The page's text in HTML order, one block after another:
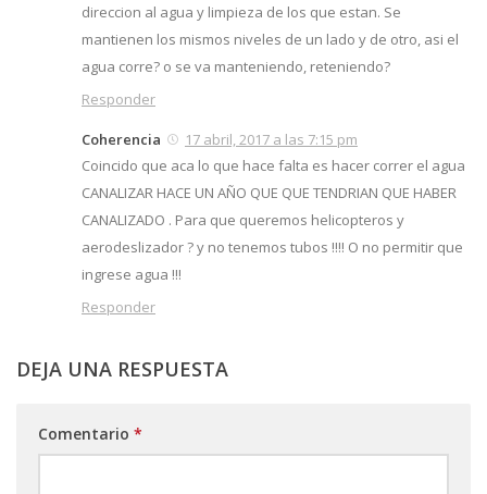
direccion al agua y limpieza de los que estan. Se
mantienen los mismos niveles de un lado y de otro, asi el
agua corre? o se va manteniendo, reteniendo?
Responder
Coherencia
17 abril, 2017 a las 7:15 pm
Coincido que aca lo que hace falta es hacer correr el agua
CANALIZAR HACE UN AÑO QUE QUE TENDRIAN QUE HABER
CANALIZADO . Para que queremos helicopteros y
aerodeslizador ? y no tenemos tubos !!!! O no permitir que
ingrese agua !!!
Responder
DEJA UNA RESPUESTA
Comentario *